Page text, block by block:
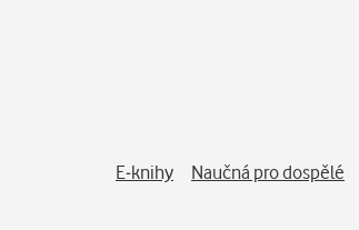
E-knihy Naučná pro dospělé